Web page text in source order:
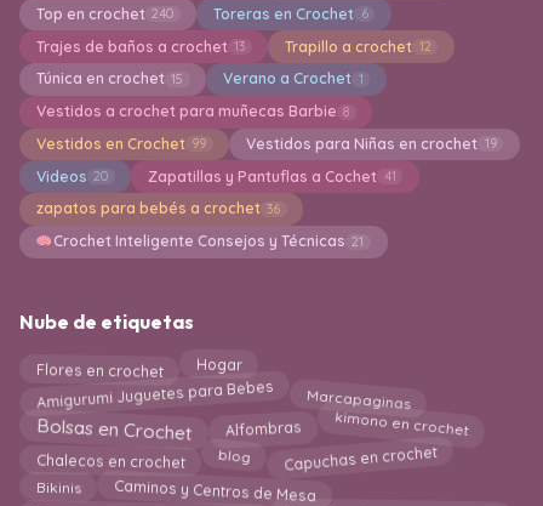
Top en crochet 240 Toreras en Crochet 6
Trajes de baños a crochet 13 Trapillo a crochet 12
Túnica en crochet 15 Verano a Crochet 1
Vestidos a crochet para muñecas Barbie 8
Vestidos en Crochet 99 Vestidos para Niñas en crochet 19
Videos 20 Zapatillas y Pantuflas a Cochet 41
zapatos para bebés a crochet 36
Crochet Inteligente Consejos y Técnicas 21
Nube de etiquetas
Flores en crochet Hogar
Amigurumi Juguetes para Bebes Marcapaginas
Bolsas en Crochet Alfombras kimono en crochet
Chalecos en crochet blog Capuchas en crochet
Bikinis Caminos y Centros de Mesa